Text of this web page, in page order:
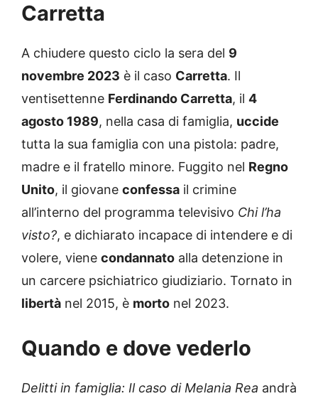
Carretta
A chiudere questo ciclo la sera del 9
novembre 2023 è il caso Carretta. Il
ventisettenne Ferdinando Carretta, il 4
agosto 1989, nella casa di famiglia, uccide
tutta la sua famiglia con una pistola: padre,
madre e il fratello minore. Fuggito nel Regno
Unito, il giovane confessa il crimine
all’interno del programma televisivo Chi l’ha
visto?, e dichiarato incapace di intendere e di
volere, viene condannato alla detenzione in
un carcere psichiatrico giudiziario. Tornato in
libertà nel 2015, è morto nel 2023.
Quando e dove vederlo
Delitti in famiglia: Il caso di Melania Rea andrà